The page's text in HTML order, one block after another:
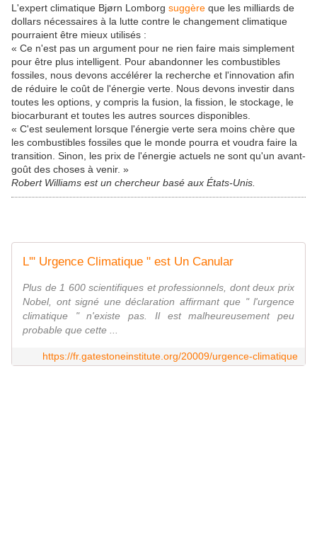
L'expert climatique Bjørn Lomborg suggère que les milliards de
dollars nécessaires à la lutte contre le changement climatique
pourraient être mieux utilisés :
« Ce n'est pas un argument pour ne rien faire mais simplement
pour être plus intelligent. Pour abandonner les combustibles
fossiles, nous devons accélérer la recherche et l'innovation afin
de réduire le coût de l'énergie verte. Nous devons investir dans
toutes les options, y compris la fusion, la fission, le stockage, le
biocarburant et toutes les autres sources disponibles.
« C'est seulement lorsque l'énergie verte sera moins chère que
les combustibles fossiles que le monde pourra et voudra faire la
transition. Sinon, les prix de l'énergie actuels ne sont qu'un avant-
goût des choses à venir. »
Robert Williams est un chercheur basé aux États-Unis.
L'" Urgence Climatique " est Un Canular
Plus de 1 600 scientifiques et professionnels, dont deux prix
Nobel, ont signé une déclaration affirmant que " l'urgence
climatique " n'existe pas. Il est malheureusement peu
probable que cette ...
https://fr.gatestoneinstitute.org/20009/urgence-climatique